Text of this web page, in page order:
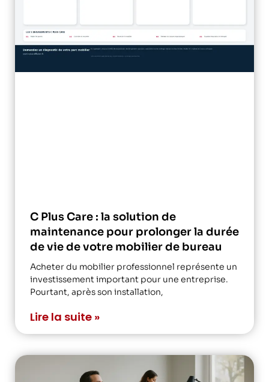
C Plus Care : la solution de
maintenance pour prolonger la durée
de vie de votre mobilier de bureau
Acheter du mobilier professionnel représente un
investissement important pour une entreprise.
Pourtant, après son installation,
Lire la suite »